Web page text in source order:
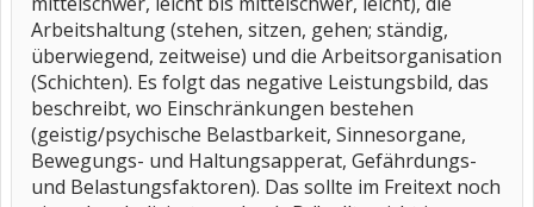
Arbeitshaltung (stehen, sitzen, gehen; ständig,
überwiegend, zeitweise) und die Arbeitsorganisation
(Schichten). Es folgt das negative Leistungsbild, das
beschreibt, wo Einschränkungen bestehen
(geistig/psychische Belastbarkeit, Sinnesorgane,
Bewegungs- und Haltungsapperat, Gefährdungs-
und Belastungsfaktoren). Das sollte im Freitext noch